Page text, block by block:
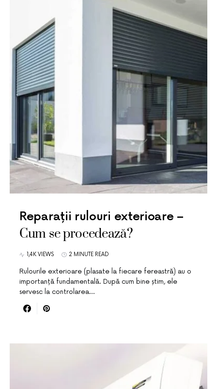
Reparații rulouri exterioare –
Cum se procedează?
1,4K VIEWS 2 MINUTE READ
Rulourile exterioare (plasate la fiecare fereastră) au o
importanță fundamentală. După cum bine știm, ele
servesc la controlarea…